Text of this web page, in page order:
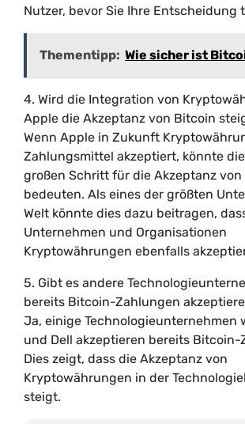
Nutzer, bevor Sie Ihre Entscheidung
Thementipp: Wie sicher ist
4. Wird die Integration von
Apple die Akzeptanz von Bitcoin
Wenn Apple in Zukunft
Zahlungsmittel akzeptiert, könnte
großen Schritt für die Akzeptanz
bedeuten. Als eines der größten
Welt könnte dies dazu beitragen,
Unternehmen und Organisationen
Kryptowährungen ebenfalls
5. Gibt es andere
bereits Bitcoin-Zahlungen
Ja, einige Technologieunternehmen
und Dell akzeptieren bereits Bitcoin-
Dies zeigt, dass die Akzeptanz von
Kryptowährungen in der
steigt.